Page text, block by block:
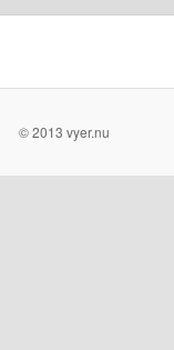
© 2013 vyer.nu